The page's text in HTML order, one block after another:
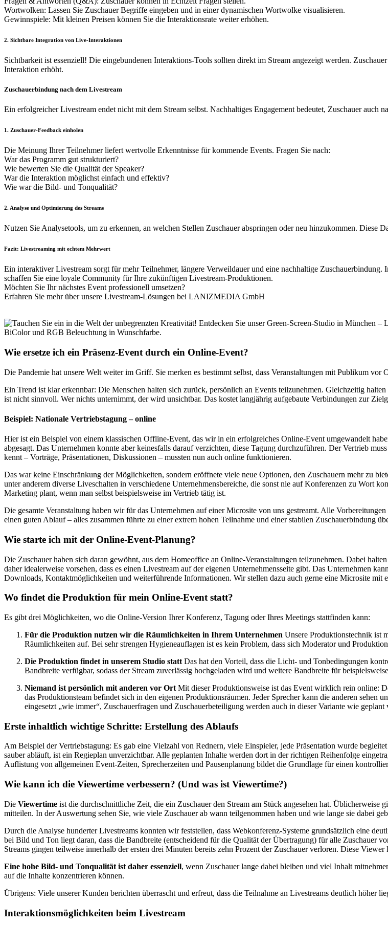
Wortwolken: Lassen Sie Zuschauer Begriffe eingeben und in einer dynamischen Wortwolke visualisieren.
Gewinnspiele: Mit kleinen Preisen können Sie die Interaktionsrate weiter erhöhen.
2. Sichtbare Integration von Live-Interaktionen
Sichtbarkeit ist essenziell! Die eingebundenen Interaktions-Tools sollten direkt im Stream angezeigt werden.
Interaktion erhöht.
Zuschauerbindung nach dem Livestream
Ein erfolgreicher Livestream endet nicht mit dem Stream selbst. Nachhaltiges Engagement bedeutet, Zuschauer auch
1. Zuschauer-Feedback einholen
Die Meinung Ihrer Teilnehmer liefert wertvolle Erkenntnisse für kommende Events. Fragen Sie nach:
War das Programm gut strukturiert?
Wie bewerten Sie die Qualität der Speaker?
War die Interaktion möglichst einfach und effektiv?
Wie war die Bild- und Tonqualität?
2. Analyse und Optimierung des Streams
Nutzen Sie Analysetools, um zu erkennen, an welchen Stellen Zuschauer abspringen oder neu hinzukommen. Diese
Fazit: Livestreaming mit echtem Mehrwert
Ein interaktiver Livestream sorgt für mehr Teilnehmer, längere Verweildauer und eine nachhaltige
schaffen Sie eine loyale Community für Ihre zukünftigen Livestream-Produktionen.
Möchten Sie Ihr nächstes Event professionell umsetzen?
Erfahren Sie mehr über unsere Livestream-Lösungen bei LANIZMEDIA GmbH
Wie ersetze ich ein Präsenz-Event durch ein Online-Event?
Die Pandemie hat unsere Welt weiter im Griff. Sie merken es bestimmt selbst, dass Veranstaltungen mit Publikum
Ein Trend ist klar erkennbar: Die Menschen halten sich zurück, persönlich an Events teilzunehmen. Gleichzeitig
ist nicht sinnvoll. Wer nichts unternimmt, der wird unsichtbar. Das kostet langjährig aufgebaute Verbindungen zur
Beispiel: Nationale Vertriebstagung – online
Hier ist ein Beispiel von einem klassischen Offline-Event, das wir in ein erfolgreiches Online-Event umgewandelt
abgesagt. Das Unternehmen konnte aber keinesfalls darauf verzichten, diese Tagung durchzuführen. Der Vertrieb
kennt – Vorträge, Präsentationen, Diskussionen – mussten nun auch online funktionieren.
Das war keine Einschränkung der Möglichkeiten, sondern eröffnete viele neue Optionen, den Zuschauern mehr zu
unter anderem diverse Liveschalten in verschiedene Unternehmensbereiche, die sonst nie auf Konferenzen zu Wort
Marketing plant, wenn man selbst beispielsweise im Vertrieb tätig ist.
Die gesamte Veranstaltung haben wir für das Unternehmen auf einer Microsite von uns gestreamt. Alle
einen guten Ablauf – alles zusammen führte zu einer extrem hohen Teilnahme und einer stabilen Zuschauerbindung
Wie starte ich mit der Online-Event-Planung?
Die Zuschauer haben sich daran gewöhnt, aus dem Homeoffice an Online-Veranstaltungen teilzunehmen. Dabei
daher idealerweise vorsehen, dass es einen Livestream auf der eigenen Unternehmensseite gibt. Das Unternehmen
Downloads, Kontaktmöglichkeiten und weiterführende Informationen. Wir stellen dazu auch gerne eine Microsite mit
Wo findet die Produktion für mein Online-Event statt?
Es gibt drei Möglichkeiten, wo die Online-Version Ihrer Konferenz, Tagung oder Ihres Meetings stattfinden kann:
Für die Produktion nutzen wir die Räumlichkeiten in Ihrem Unternehmen Unsere Produktionstechnik ist
Räumlichkeiten auf. Bei sehr strengen Hygieneauflagen ist es kein Problem, dass sich Moderator und
Die Produktion findet in unserem Studio statt Das hat den Vorteil, dass die Licht- und Tonbedingungen
Bandbreite verfügbar, sodass der Stream zuverlässig hochgeladen wird und weitere Bandbreite für
Niemand ist persönlich mit anderen vor Ort Mit dieser Produktionsweise ist das Event wirklich rein online:
das Produktionsteam befindet sich in den eigenen Produktionsräumen. Jeder Sprecher kann die anderen
eingesetzt „wie immer“, Zuschauerfragen und Zuschauerbeteiligung werden auch in dieser Variante wie
Erste inhaltlich wichtige Schritte: Erstellung des Ablaufs
Am Beispiel der Vertriebstagung: Es gab eine Vielzahl von Rednern, viele Einspieler, jede Präsentation wurde
sauber abläuft, ist ein Regieplan unverzichtbar. Alle geplanten Inhalte werden dort in der richtigen Reihenfolge
Auflistung von allgemeinen Event-Zeiten, Sprecherzeiten und Pausenplanung bildet die Grundlage für einen
Wie kann ich die Viewertime verbessern? (Und was ist Viewertime?)
Die Viewertime ist die durchschnittliche Zeit, die ein Zuschauer den Stream am Stück angesehen hat.
mitteilen. In der Auswertung sehen Sie, wie viele Zuschauer ab wann teilgenommen haben und wie lange sie dabei
Durch die Analyse hunderter Livestreams konnten wir feststellen, dass Webkonferenz-Systeme grundsätzlich eine
bei Bild und Ton liegt daran, dass die Bandbreite (entscheidend für die Qualität der Übertragung) für alle Zuschauer
Streams gingen teilweise innerhalb der ersten drei Minuten bereits zehn Prozent der Zuschauer verloren. Diese
Eine hohe Bild- und Tonqualität ist daher essenziell, wenn Zuschauer lange dabei bleiben und viel Inhalt
auf die Inhalte konzentrieren können.
Übrigens: Viele unserer Kunden berichten überrascht und erfreut, dass die Teilnahme an Livestreams deutlich höher
Interaktionsmöglichkeiten beim Livestream